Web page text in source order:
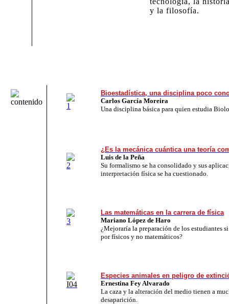
y la filosofía.
Bioestadística, una disciplina poco
Carlos García Moreira
Una disciplina básica para quien estudia
¿Es la mecánica cuántica una teoría
Luis de la Peña
Su formalismo se ha consolidado y sus
interpretación física se ha cuestionado.
Las matemáticas en la carrera de física
Mariano López de Haro
¿Mejoraría la preparación de los estudiantes
por físicos y no matemáticos?
Especies animales en peligro de
Ernestina Fey Alvarado
La caza y la alteración del medio tienen a
desaparición.